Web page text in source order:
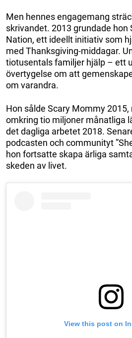
Men hennes engagemang
skrivandet. 2013 grundade hon
Nation, ett ideellt initiativ som
med Thanksgiving-middagar.
tiotusentals familjer hjälp – ett
övertygelse om att
om varandra.
Hon sålde Scary Mommy 2015,
omkring tio miljoner månatliga
det dagliga arbetet 2018.
podcasten och communityt
hon fortsatte skapa ärliga
skeden av livet.
View this post on